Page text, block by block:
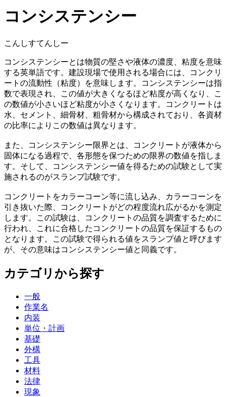
コンシステンシー
こんしすてんしー
コンシステンシーとは物質の堅さや液体の濃度、粘度を意味
する英単語です。建設現場で使用される場合には、コンクリ
ートの流動性（粘度）を意味します。コンシステンシーは指
数で表現され、この値が大きくなるほど粘度が高くなり、こ
の数値が小さいほど粘度が小さくなります。コンクリートは
水、セメント、細骨材、粗骨材から構成されており、各資材
の比率によりこの数値は異なります。
また、コンシステンシー限界とは、コンクリートが液体から
固体になる過程で、各形態を保つための限界の数値を指しま
す。そして、コンシステンシー値を得るための試験として実
施されるのがスランプ試験です。
コンクリートをカラーコーン等に流し込み、カラーコーンを
引き抜いた際、コンクリートがどの程度流れ広がるかを測定
します。この試験は、コンクリートの品質を調査するために
行われ、これに合格したコンクリートの品質を保証するもの
となります。この試験で得られる値をスランプ値と呼びます
が、その意味はコンシステンシー値と同義です。
カテゴリから探す
一般
作業名
内装
単位・計画
基礎
外構
工具
材料
法律
現象